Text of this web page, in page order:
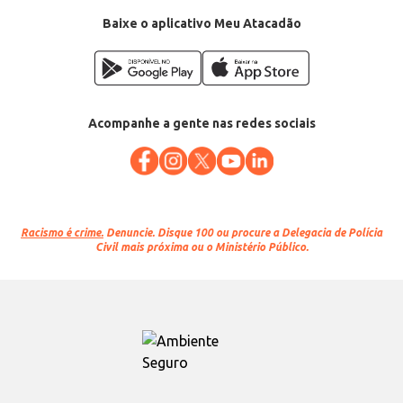
Baixe o aplicativo Meu Atacadão
Acompanhe a gente nas redes sociais
Racismo é crime. Denuncie. Disque 100 ou procure a Delegacia de Polícia
Civil mais próxima ou o Ministério Público.